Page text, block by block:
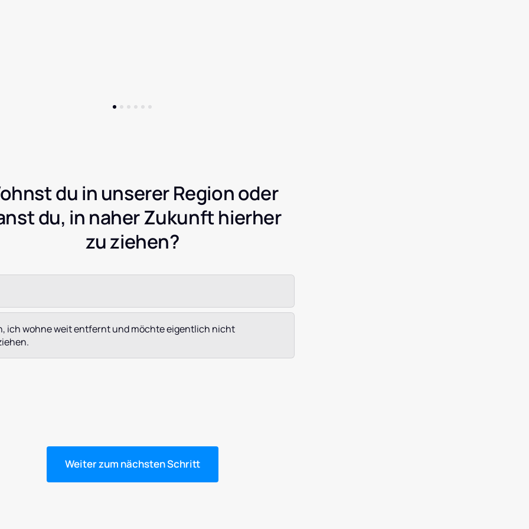
du in unserer Region oder
du, in naher Zukunft hierher
zu ziehen?
ich wohne weit entfernt und möchte eigentlich nicht
Weiter zum nächsten Schritt